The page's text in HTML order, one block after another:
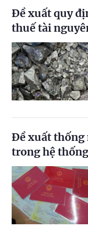
Đề xuất quy
thuế tài
Đề xuất thống
trong hệ